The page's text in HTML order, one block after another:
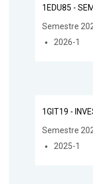
1EDU85 -
Semestre
2026-1
1GIT19 -
Semestre
2025-1